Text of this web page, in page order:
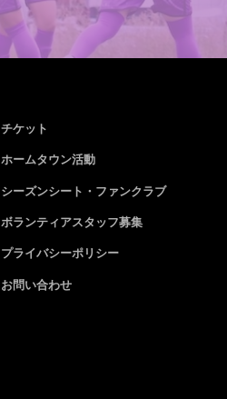
チケット
ホームタウン活動
シーズンシート・ファンクラブ
ボランティアスタッフ募集
プライバシーポリシー
お問い合わせ